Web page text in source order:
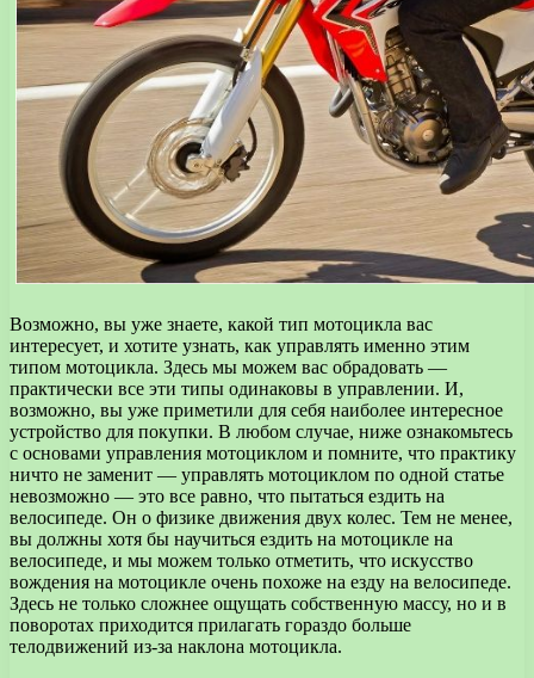
Возможно, вы уже знаете, какой тип мотоцикла вас
интересует, и хотите узнать, как управлять именно этим
типом мотоцикла. Здесь мы можем вас обрадовать —
практически все эти типы одинаковы в управлении. И,
возможно, вы уже приметили для себя наиболее интересное
устройство для покупки. В любом случае, ниже ознакомьтесь
с основами управления мотоциклом и помните, что практику
ничто не заменит — управлять мотоциклом по одной статье
невозможно — это все равно, что пытаться ездить на
велосипеде. Он о физике движения двух колес. Тем не менее,
вы должны хотя бы научиться ездить на мотоцикле на
велосипеде, и мы можем только отметить, что искусство
вождения на мотоцикле очень похоже на езду на велосипеде.
Здесь не только сложнее ощущать собственную массу, но и в
поворотах приходится прилагать гораздо больше
телодвижений из-за наклона мотоцикла.